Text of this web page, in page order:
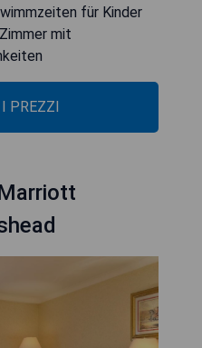
für Kinder
mit
PREZZI